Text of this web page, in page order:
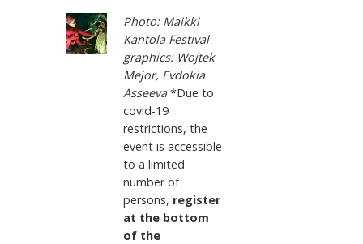
Photo: Maikki
Kantola Festival
graphics: Wojtek
Mejor, Evdokia
Asseeva*Due to
covid-19
restrictions, the
event is accessible
to a limited
number of
persons, register
at the bottom
of the